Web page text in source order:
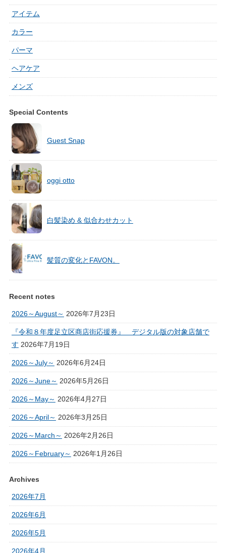
アイテム
カラー
パーマ
ヘアケア
メンズ
Special Contents
Guest Snap
oggi otto
白髪染め & 似合わせカット
髪質の変化とFAVON。
Recent notes
2026～August～ 2026年7月23日
『令和８年度足立区商店街応援券』 デジタル版の対象店舗で
す 2026年7月19日
2026～July～ 2026年6月24日
2026～June～ 2026年5月26日
2026～May～ 2026年4月27日
2026～April～ 2026年3月25日
2026～March～ 2026年2月26日
2026～February～ 2026年1月26日
Archives
2026年7月
2026年6月
2026年5月
2026年4月